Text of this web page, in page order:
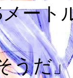
ート
うだ